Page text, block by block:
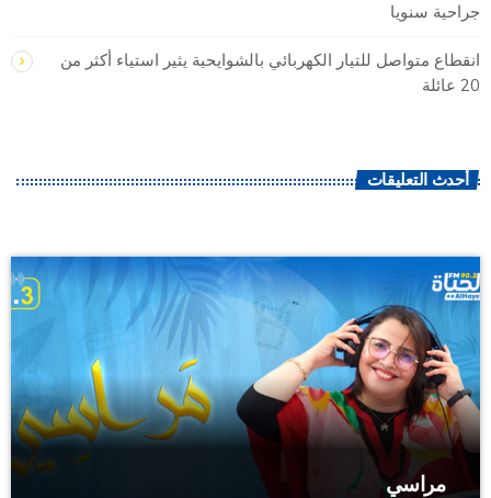
جراحية سنويا
انقطاع متواصل للتيار الكهربائي بالشوايحية يثير استياء أكثر من
20 عائلة
أحدث التعليقات
مراسي